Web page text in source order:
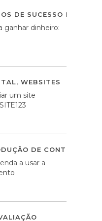
DE SUCESSO DE
ganhar dinheiro:
, WEBSITES
um site
DE CONTEÚDOS
a usar a